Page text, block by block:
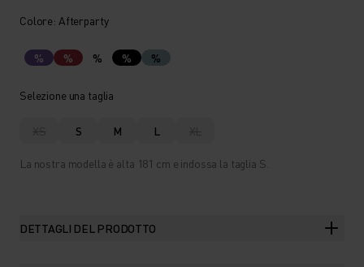
Colore: Afterparty
% % % % %
Selezione una taglia
XS S M L XL
La nostra modella è alta 181 cm e indossa la taglia S.
DETTAGLI DEL PRODOTTO